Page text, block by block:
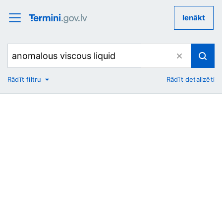
Ienākt
No
Rādīt filtru Rādīt detalizēti